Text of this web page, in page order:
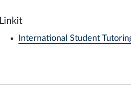
Linkit
International Student